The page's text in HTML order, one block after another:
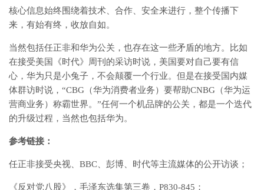
核心信息始终围绕着技术、合作、安全来进行，整个传播下
来，有始有终，收放自如。
当然包括任正非和华为公关，也存在这一些矛盾的地方。比如
在接受美国《时代》周刊的采访时说，美国要对自己要有信
心，华为只是小兔子，不会颠覆一个行业。但是在接受国内媒
体群访时说，“CBG（华为消费者业务）要帮助CNBG（华为运
营商业务）称霸世界。”任何一个机品牌的公关，都是一个迭代
的升级过程，当然也包括华为。
参考链接：
任正非接受央视、BBC、彭博、时代等主流媒体的公开访谈；
《反对党八股》，毛泽东选集第三卷，P830-845；